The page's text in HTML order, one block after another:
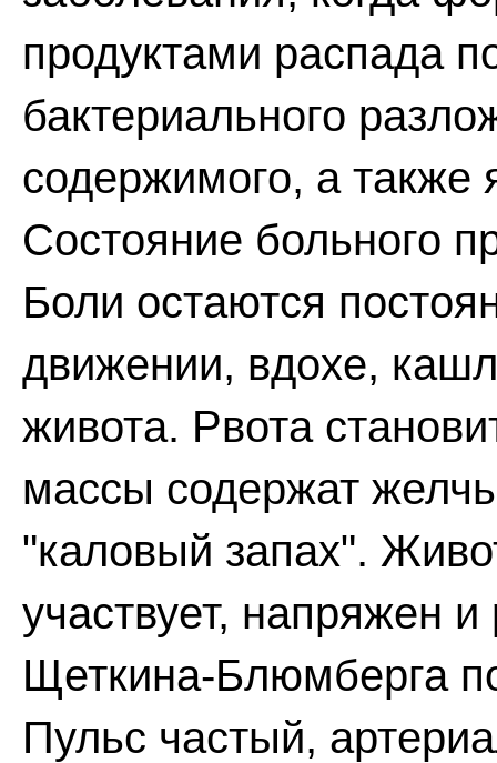
продуктами распада
бактериального
содержимого, а также
Состояние больного
Боли остаются
движении, вдохе,
живота. Рвота
массы содержат
"каловый запах".
участвует, напряжен
Щеткина-Блюмберга
Пульс частый,